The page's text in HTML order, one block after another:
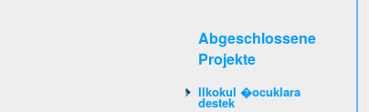
Abgeschlossene
Projekte
Ilkokul �ocuklara
destek